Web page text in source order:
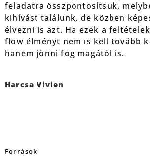
feladatra összpontosítsuk,
kihívást találunk, de közben
élvezni is azt. Ha ezek a
flow élményt nem is kell tovább
hanem jönni fog magától is.
Harcsa Vivien
Források